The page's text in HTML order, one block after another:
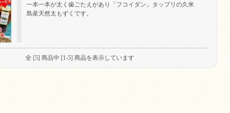
一本一本が太く歯ごたえがあり「フコイダン」タップリの久米
島産天然太もずくです。
全 [5] 商品中 [1-5] 商品を表示しています